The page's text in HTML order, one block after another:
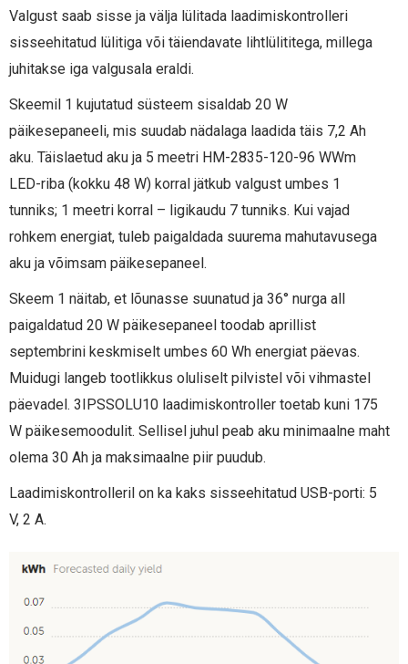
Valgust saab sisse ja välja lülitada laadimiskontrolleri
sisseehitatud lülitiga või täiendavate lihtlülititega, millega
juhitakse iga valgusala eraldi.
Skeemil 1 kujutatud süsteem sisaldab 20 W
päikesepaneeli, mis suudab nädalaga laadida täis 7,2 Ah
aku. Täislaetud aku ja 5 meetri HM-2835-120-96 WWm
LED-riba (kokku 48 W) korral jätkub valgust umbes 1
tunniks; 1 meetri korral – ligikaudu 7 tunniks. Kui vajad
rohkem energiat, tuleb paigaldada suurema mahutavusega
aku ja võimsam päikesepaneel.
Skeem 1 näitab, et lõunasse suunatud ja 36° nurga all
paigaldatud 20 W päikesepaneel toodab aprillist
septembrini keskmiselt umbes 60 Wh energiat päevas.
Muidugi langeb tootlikkus oluliselt pilvistel või vihmastel
päevadel. 3IPSSOLU10 laadimiskontroller toetab kuni 175
W päikesemoodulit. Sellisel juhul peab aku minimaalne maht
olema 30 Ah ja maksimaalne piir puudub.
Laadimiskontrolleril on ka kaks sisseehitatud USB-porti: 5
V, 2 A.